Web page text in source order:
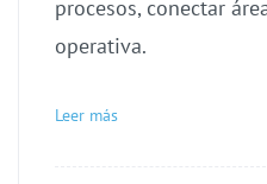
procesos, conectar
operativa.
Leer más